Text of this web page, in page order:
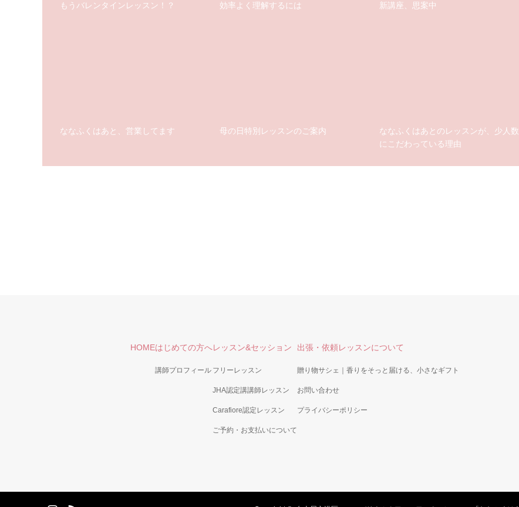
もうバレンタインレッスン！？ 効率よく理解するには 新講座、思案中
ななふくはあと、営業してます 母の日特別レッスンのご案内
ななふくはあとのレッスンが、少人数
にこだわっている理由
HOMEはじめての方へ
講師プロフィール
レッスン&セッション
フリーレッスン
JHA認定講講師レッスン
Carafiore認定レッスン
ご予約・お支払いについて
出張・依頼レッスンについて
贈り物サシェ｜香りをそっと届ける、小さなギフト
お問い合わせ
プライバシーポリシー